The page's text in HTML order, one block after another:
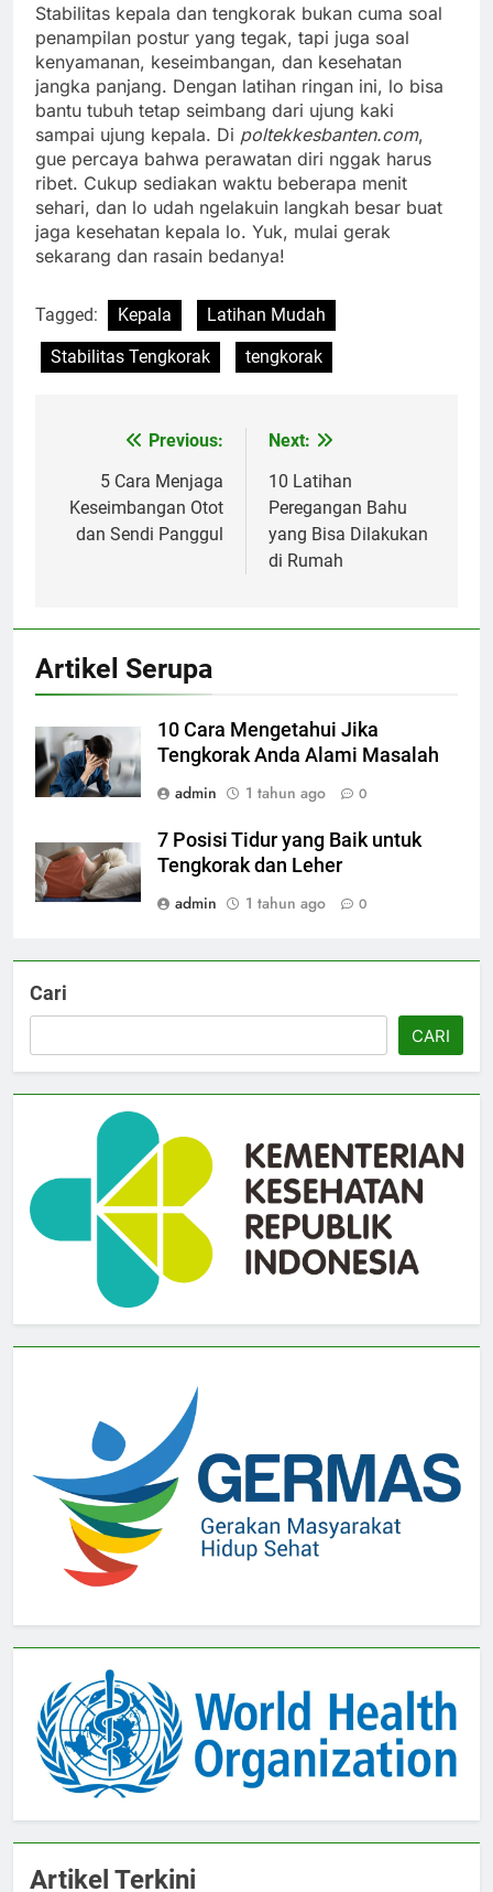
Stabilitas kepala dan tengkorak bukan cuma soal
penampilan postur yang tegak, tapi juga soal
kenyamanan, keseimbangan, dan kesehatan
jangka panjang. Dengan latihan ringan ini, lo bisa
bantu tubuh tetap seimbang dari ujung kaki
sampai ujung kepala. Di poltekkesbanten.com,
gue percaya bahwa perawatan diri nggak harus
ribet. Cukup sediakan waktu beberapa menit
sehari, dan lo udah ngelakuin langkah besar buat
jaga kesehatan kepala lo. Yuk, mulai gerak
sekarang dan rasain bedanya!
Tagged: Kepala
Latihan Mudah
Stabilitas Tengkorak
tengkorak
NavigasiPrevious:
5 Cara Menjaga
Keseimbangan Otot
dan Sendi Panggul
Next:
10 Latihan
Peregangan Bahu
yang Bisa Dilakukan
di Rumah
Artikel Serupa
10 Cara Mengetahui Jika
Tengkorak Anda Alami Masalah
admin
1 tahun ago 0
7 Posisi Tidur yang Baik untuk
Tengkorak dan Leher
admin
1 tahun ago 0
Cari
CARI
Artikel Terkini